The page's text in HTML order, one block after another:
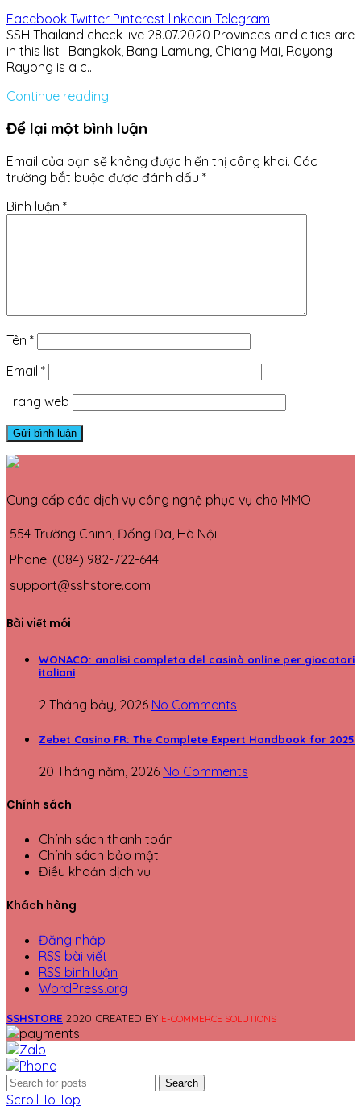
Facebook Twitter Pinterest linkedin Telegram
SSH Thailand check live 28.07.2020 Provinces and cities are
in this list : Bangkok, Bang Lamung, Chiang Mai, Rayong
Rayong is a c...
Continue reading
Để lại một bình luận
Email của bạn sẽ không được hiển thị công khai. Các
trường bắt buộc được đánh dấu *
Bình luận *
Tên *
Email *
Trang web
Cung cấp các dịch vụ công nghệ phục vụ cho MMO
554 Trường Chinh, Đống Đa, Hà Nội
Phone: (084) 982-722-644
support@sshstore.com
Bài viết mói
WONACO: analisi completa del casinò online per giocatori
italiani
2 Tháng bảy, 2026 No Comments
Zebet Casino FR: The Complete Expert Handbook for 2025
20 Tháng năm, 2026 No Comments
Chính sách
Chính sách thanh toán
Chính sách bảo mật
Điều khoản dịch vụ
Khách hàng
Đăng nhập
RSS bài viết
RSS bình luận
WordPress.org
SSHSTORE 2020 CREATED BY E-COMMERCE SOLUTIONS
Search
Scroll To Top